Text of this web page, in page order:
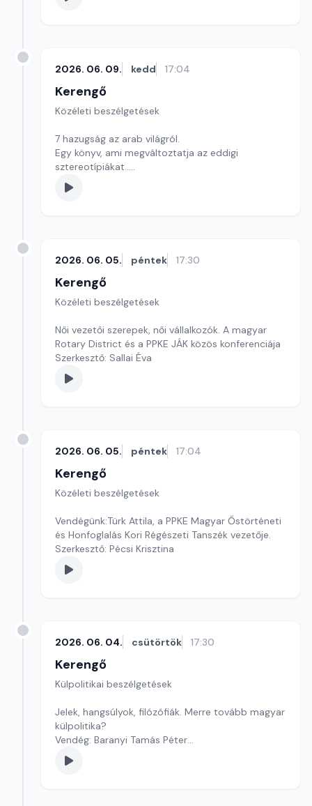
2026. 06. 09. kedd 17:04
Kerengő
Közéleti beszélgetések
7 hazugság az arab világról.
Egy könyv, ami megváltoztatja az eddigi
sztereotípiákat..
Szerkesztő: Sályi András
2026. 06. 05. péntek 17:30
Kerengő
Közéleti beszélgetések
Női vezetői szerepek, női vállalkozók. A magyar
Rotary District és a PPKE JÁK közös konferenciája
Szerkesztő: Sallai Éva
2026. 06. 05. péntek 17:04
Kerengő
Közéleti beszélgetések
Vendégünk:Türk Attila, a PPKE Magyar Őstörténeti
és Honfoglalás Kori Régészeti Tanszék vezetője.
Szerkesztő: Pécsi Krisztina
2026. 06. 04. csütörtök 17:30
Kerengő
Külpolitikai beszélgetések
Jelek, hangsúlyok, filózófiák. Merre tovább magyar
külpolitika?
Vendég: Baranyi Tamás Péter
Szerkesztő: Pozsgai Nóra